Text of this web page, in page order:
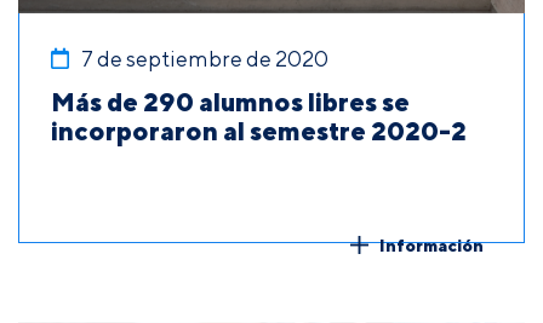
7 de septiembre de 2020
Más de 290 alumnos libres se
incorporaron al semestre 2020-2
Información